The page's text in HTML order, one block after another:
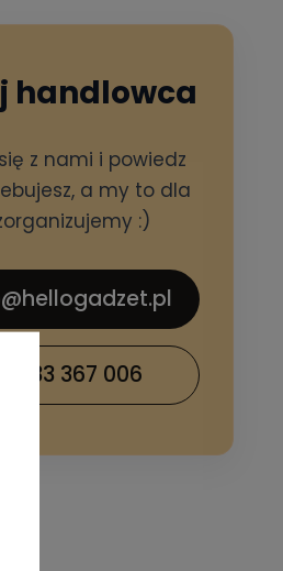
handlowca
z nami i powiedz
a my to dla
:)
733 367 006